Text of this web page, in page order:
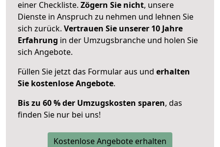
einer Checkliste. Zögern Sie nicht, unsere
Dienste in Anspruch zu nehmen und lehnen Sie
sich zurück. Vertrauen Sie unserer 10 Jahre
Erfahrung in der Umzugsbranche und holen Sie
sich Angebote.
Füllen Sie jetzt das Formular aus und erhalten
Sie kostenlose Angebote.
Bis zu 60 % der Umzugskosten sparen, das
finden Sie nur bei uns!
Kostenlose Angebote erhalten